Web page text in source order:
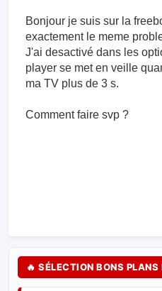
Bonjour je suis sur la
exactement le meme
J'ai desactivé dans les
player se met en veille
ma TV plus de 3 s.
Comment faire svp ?
🔥 SÉLECTION BONS PLANS